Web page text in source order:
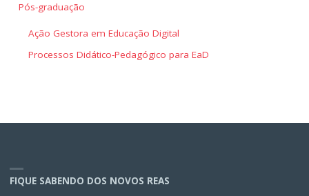
Pós-graduação
Ação Gestora em Educação Digital
Processos Didático-Pedagógico para EaD
FIQUE SABENDO DOS NOVOS REAS